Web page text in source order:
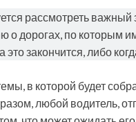
рассмотреть
дорогах, по которым
это закончится, либо
в которой будет
любой водитель,